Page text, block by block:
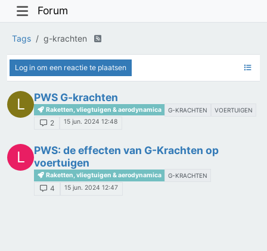
Forum
Tags g-krachten
Log in om een reactie te plaatsen
L PWS G-krachten
Raketten, vliegtuigen & aerodynamica G-KRACHTEN VOERTUIGEN
2 15 jun. 2024 12:48
L
PWS: de effecten van G-Krachten op
voertuigen
Raketten, vliegtuigen & aerodynamica G-KRACHTEN
4 15 jun. 2024 12:47